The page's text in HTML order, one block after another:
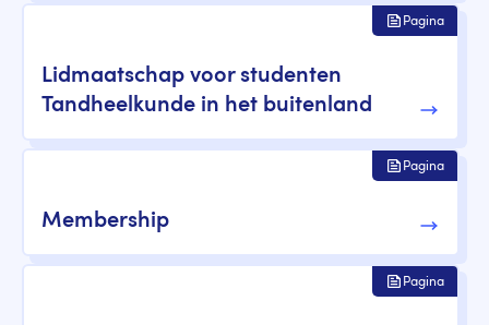
Lidmaatschap voor studenten
Tandheelkunde in het buitenland
Pagina
Membership
Pagina
Pagina